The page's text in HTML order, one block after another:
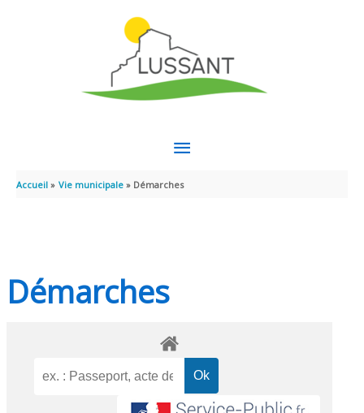
MENU
PRINCIPAL
Accueil Vie municipale Démarches
Démarches